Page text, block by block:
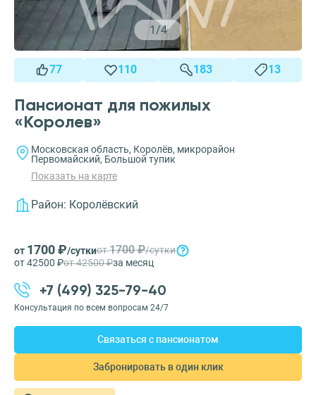
1 /4
77 110 183 13
Пансионат для пожилых
«Королев»
Московская область, Королёв, микрорайон
Первомайский, Большой тупик
Показать на карте
Район: Королёвский
от 1700 ₽/суткиот1700 ₽/сутки
от 42500 ₽от 42500 ₽за месяц
+7 (499) 325-79-40
Консультация по всем вопросам 24/7
Связаться с пансионатом
Забронировать в один клик